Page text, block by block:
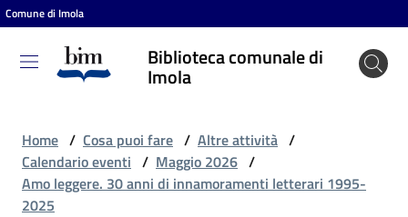
Vai al contenuto
Vai alla navigazione
Vai al footer
Comune di Imola
Biblioteca comunale di
Imola
Biblioteca
comunale
Entra
Home / Cosa puoi fare / Altre attività /
Calendario eventi / Maggio 2026 /
Amo leggere. 30 anni di innamoramenti letterari 1995-
2025